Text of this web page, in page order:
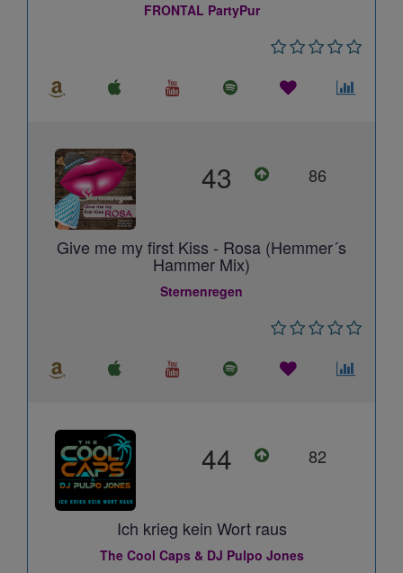
FRONTAL PartyPur
43 86
Give me my first Kiss - Rosa (Hemmer´s
Hammer Mix)
Sternenregen
44 82
Ich krieg kein Wort raus
The Cool Caps & DJ Pulpo Jones